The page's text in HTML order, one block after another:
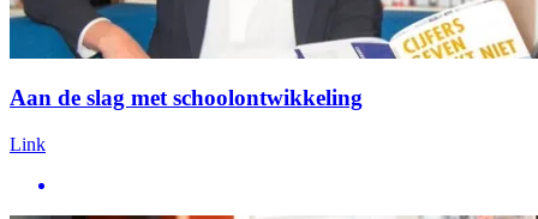
Aan de slag met schoolontwikkeling
Link